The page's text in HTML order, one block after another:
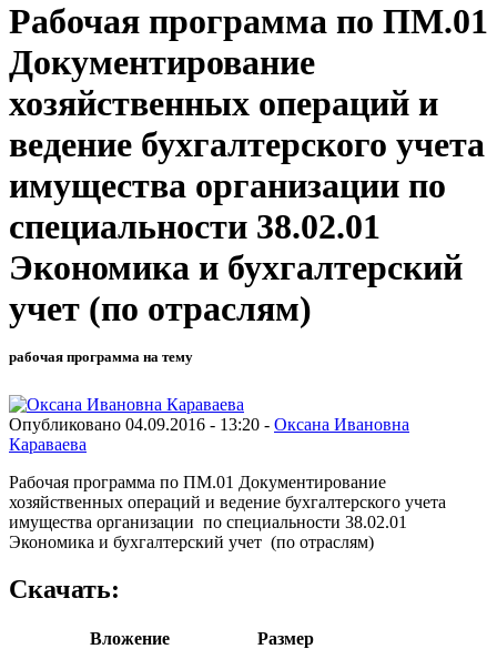
Рабочая программа по ПМ.01
Документирование
хозяйственных операций и
ведение бухгалтерского учета
имущества организации по
специальности 38.02.01
Экономика и бухгалтерский
учет (по отраслям)
рабочая программа на тему
Опубликовано 04.09.2016 - 13:20 - Оксана Ивановна
Караваева
Рабочая программа по ПМ.01 Документирование
хозяйственных операций и ведение бухгалтерского учета
имущества организации по специальности 38.02.01
Экономика и бухгалтерский учет (по отраслям)
Скачать:
Вложение
Размер